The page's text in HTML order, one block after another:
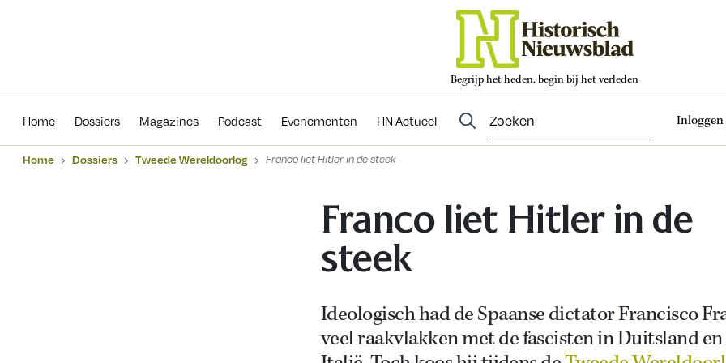
Begrijp het heden, begin bij het verleden
Home Dossiers Magazines Podcast Evenementen HN Actueel Inloggen
Evenementen
Home Dossiers Tweede Wereldoorlog Franco liet Hitler in de steek
Franco liet Hitler in de
steek
Ideologisch had de Spaanse dictator Francisco
veel raakvlakken met de fascisten in Duitsland en